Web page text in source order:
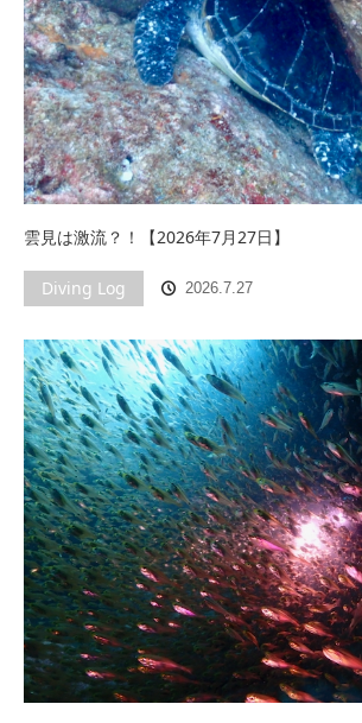
雲見は激流？！【2026年7月27日】
Diving Log 2026.7.27